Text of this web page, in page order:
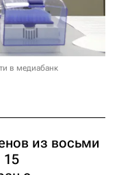
в медиабанк
из восьми
15